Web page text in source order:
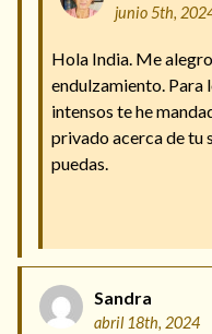
junio 5th,
Hola India. Me
endulzamiento. Para
intensos te he
privado acerca de tu
puedas.
Sandra
abril 18th, 2024